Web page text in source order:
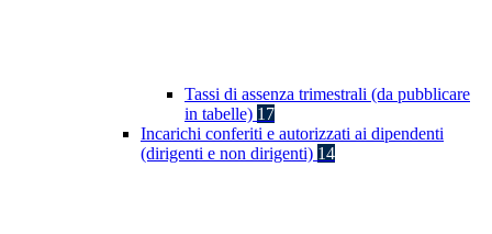
Tassi di assenza trimestrali (da pubblicare
in tabelle) 17
Incarichi conferiti e autorizzati ai dipendenti
(dirigenti e non dirigenti) 14